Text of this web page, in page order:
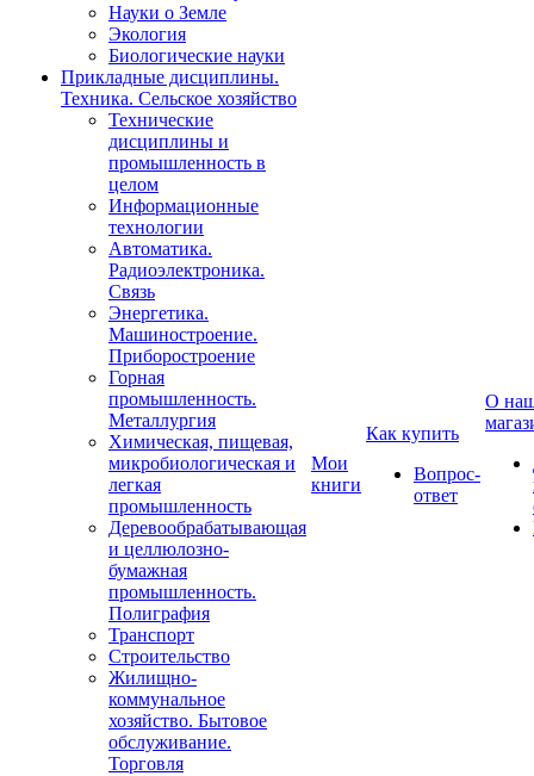
Науки о Земле
Экология
Биологические науки
Прикладные дисциплины.
Техника. Сельское хозяйство
Технические
дисциплины и
промышленность в
целом
Информационные
технологии
Автоматика.
Радиоэлектроника.
Связь
Энергетика.
Машиностроение.
Приборостроение
Горная
промышленность.
Металлургия
Химическая, пищевая,
микробиологическая и
легкая
промышленность
Деревообрабатывающая
и целлюлозно-
бумажная
промышленность.
Полиграфия
Транспорт
Строительство
Жилищно-
коммунальное
хозяйство. Бытовое
обслуживание.
Торговля
Мои
книги
Как купить
Вопрос-
ответ
О